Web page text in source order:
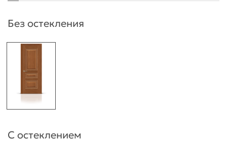
Без остекления
С остеклением